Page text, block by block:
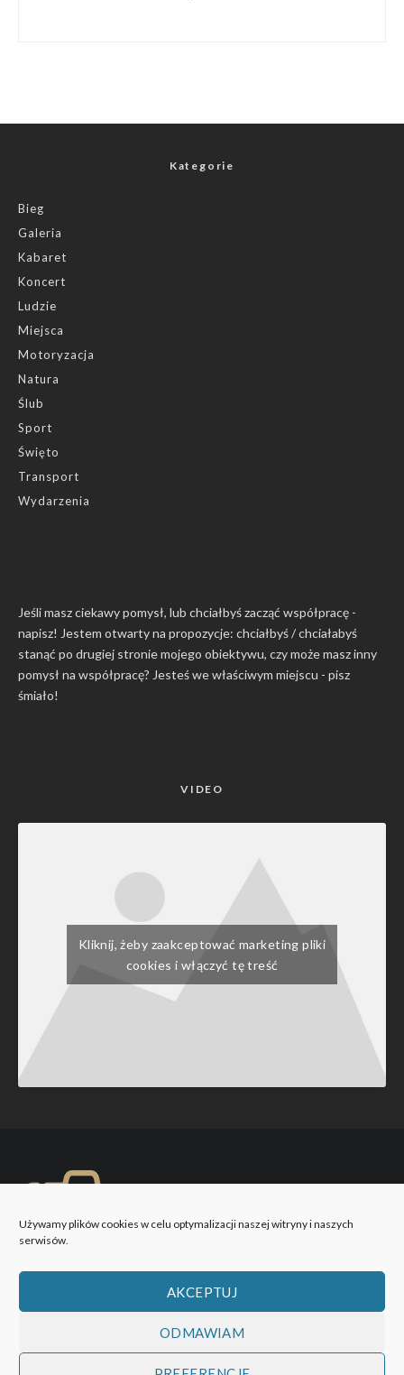
Używamy plików cookies w celu optymalizacji naszej witryny i naszych
serwisów.
AKCEPTUJ
ODMAWIAM
Kategorie
Bieg
Galeria
Kabaret
Koncert
Ludzie
Miejsca
Motoryzacja
Natura
Ślub
Sport
Święto
Transport
Wydarzenia
Jeśli masz ciekawy pomysł, lub chciałbyś zacząć współpracę -
napisz! Jestem otwarty na propozycje: chciałbyś / chciałabyś
stanąć po drugiej stronie mojego obiektywu, czy może masz inny
pomysł na współpracę? Jesteś we właściwym miejscu - pisz
śmiało!
VIDEO
Kliknij, żeby zaakceptować marketing pliki
cookies i włączyć tę treść
WOBIEKTYW © 2026 Wszystkie prawa zastrzeżone!